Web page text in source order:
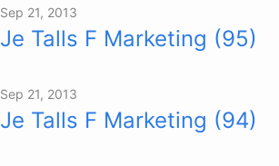
Sep 21, 2013
Je Talls F Marketing (95)
Sep 21, 2013
Je Talls F Marketing (94)